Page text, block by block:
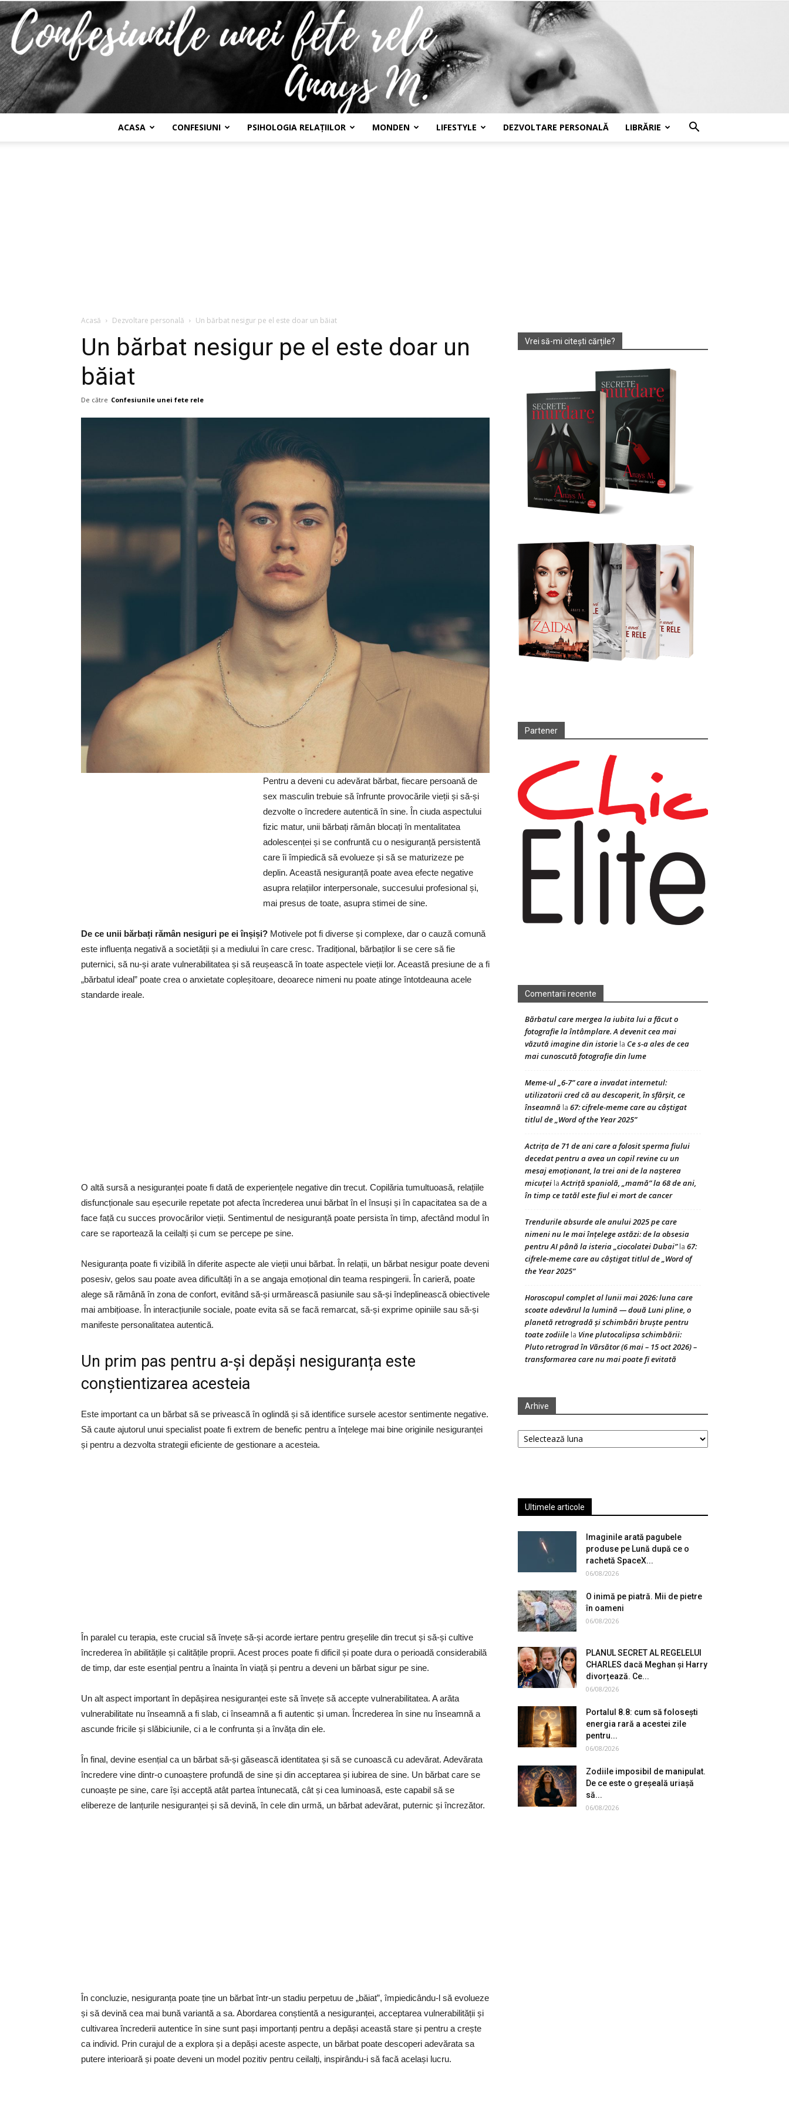
ACASA CONFESIUNI PSIHOLOGIA RELAȚIILOR MONDEN LIFESTYLE DEZVOLTARE PERSONALĂ LIBRĂRIE
Acasă Dezvoltare personală Un bărbat nesigur pe el este doar un băiat
Un bărbat nesigur pe el este doar un
băiat
De către Confesiunile unei fete rele
Pentru a deveni cu adevărat bărbat, fiecare persoană de
sex masculin trebuie să înfrunte provocările vieții și să-și
dezvolte o încredere autentică în sine. În ciuda aspectului
fizic matur, unii bărbați rămân blocați în mentalitatea
adolescenței și se confruntă cu o nesiguranță persistentă
care îi împiedică să evolueze și să se maturizeze pe
deplin. Această nesiguranță poate avea efecte negative
asupra relațiilor interpersonale, succesului profesional și,
mai presus de toate, asupra stimei de sine.
De ce unii bărbați rămân nesiguri pe ei înșiși? Motivele pot fi diverse și complexe, dar o cauză comună
este influența negativă a societății și a mediului în care cresc. Tradițional, bărbaților li se cere să fie
puternici, să nu-și arate vulnerabilitatea și să reușească în toate aspectele vieții lor. Această presiune de a fi
„bărbatul ideal” poate crea o anxietate copleșitoare, deoarece nimeni nu poate atinge întotdeauna acele
standarde ireale.
O altă sursă a nesiguranței poate fi dată de experiențele negative din trecut. Copilăria tumultuoasă, relațiile
disfuncționale sau eșecurile repetate pot afecta încrederea unui bărbat în el însuși și în capacitatea sa de a
face față cu succes provocărilor vieții. Sentimentul de nesiguranță poate persista în timp, afectând modul în
care se raportează la ceilalți și cum se percepe pe sine.
Nesiguranța poate fi vizibilă în diferite aspecte ale vieții unui bărbat. În relații, un bărbat nesigur poate deveni
posesiv, gelos sau poate avea dificultăți în a se angaja emoțional din teama respingerii. În carieră, poate
alege să rămână în zona de confort, evitând să-și urmărească pasiunile sau să-și îndeplinească obiectivele
mai ambițioase. În interacțiunile sociale, poate evita să se facă remarcat, să-și exprime opiniile sau să-și
manifeste personalitatea autentică.
Un prim pas pentru a-și depăși nesiguranța este
conștientizarea acesteia
Este important ca un bărbat să se privească în oglindă și să identifice sursele acestor sentimente negative.
Să caute ajutorul unui specialist poate fi extrem de benefic pentru a înțelege mai bine originile nesiguranței
și pentru a dezvolta strategii eficiente de gestionare a acesteia.
În paralel cu terapia, este crucial să învețe să-și acorde iertare pentru greșelile din trecut și să-și cultive
încrederea în abilitățile și calitățile proprii. Acest proces poate fi dificil și poate dura o perioadă considerabilă
de timp, dar este esențial pentru a înainta în viață și pentru a deveni un bărbat sigur pe sine.
Un alt aspect important în depășirea nesiguranței este să învețe să accepte vulnerabilitatea. A arăta
vulnerabilitate nu înseamnă a fi slab, ci înseamnă a fi autentic și uman. Încrederea în sine nu înseamnă a
ascunde fricile și slăbiciunile, ci a le confrunta și a învăța din ele.
În final, devine esențial ca un bărbat să-și găsească identitatea și să se cunoască cu adevărat. Adevărata
încredere vine dintr-o cunoaștere profundă de sine și din acceptarea și iubirea de sine. Un bărbat care se
cunoaște pe sine, care își acceptă atât partea întunecată, cât și cea luminoasă, este capabil să se
elibereze de lanțurile nesiguranței și să devină, în cele din urmă, un bărbat adevărat, puternic și încrezător.
În concluzie, nesiguranța poate ține un bărbat într-un stadiu perpetuu de „băiat”, împiedicându-l să evolueze
și să devină cea mai bună variantă a sa. Abordarea conștientă a nesiguranței, acceptarea vulnerabilității și
cultivarea încrederii autentice în sine sunt pași importanți pentru a depăși această stare și pentru a crește
ca individ. Prin curajul de a explora și a depăși aceste aspecte, un bărbat poate descoperi adevărata sa
putere interioară și poate deveni un model pozitiv pentru ceilalți, inspirându-i să facă același lucru.
Vrei să-mi citești cărțile?
Partener
Comentarii recente
Bărbatul care mergea la iubita lui a făcut o
fotografie la întâmplare. A devenit cea mai
văzută imagine din istorie la Ce s-a ales de cea
mai cunoscută fotografie din lume
Meme-ul „6-7” care a invadat internetul:
utilizatorii cred că au descoperit, în sfârșit, ce
înseamnă la 67: cifrele-meme care au câștigat
titlul de „Word of the Year 2025”
Actrița de 71 de ani care a folosit sperma fiului
decedat pentru a avea un copil revine cu un
mesaj emoționant, la trei ani de la nașterea
micuței laActriță spaniolă, „mamă” la 68 de ani,
în timp ce tatăl este fiul ei mort de cancer
Trendurile absurde ale anului 2025 pe care
nimeni nu le mai înțelege astăzi: de la obsesia
pentru AI până la isteria „ciocolatei Dubai”la 67:
cifrele-meme care au câștigat titlul de „Word of
the Year 2025”
Horoscopul complet al lunii mai 2026: luna care
scoate adevărul la lumină — două Luni pline, o
planetă retrogradă și schimbări bruște pentru
toate zodiile la Vine plutocalipsa schimbării:
Pluto retrograd în Vărsător (6 mai – 15 oct 2026) –
transformarea care nu mai poate fi evitată
Arhive
Arhive
Ultimele articole
Imaginile arată pagubele
produse pe Lună după ce o
rachetă SpaceX...
06/08/2026
O inimă pe piatră. Mii de pietre
în oameni
06/08/2026
PLANUL SECRET AL REGELELUI
CHARLES dacă Meghan și Harry
divorțează. Ce...
06/08/2026
Portalul 8.8: cum să folosești
energia rară a acestei zile
pentru...
06/08/2026
Zodiile imposibil de manipulat.
De ce este o greșeală uriașă
să...
06/08/2026